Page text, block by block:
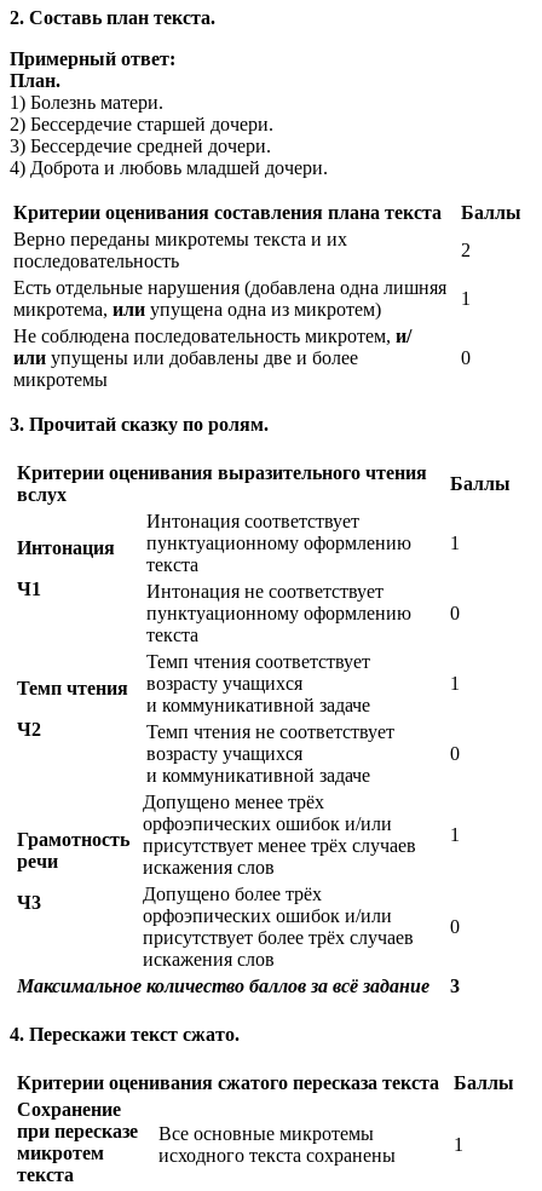
2. Составь план текста.
Примерный ответ:
План.
1) Болезнь матери.
2) Бессердечие старшей дочери.
3) Бессердечие средней дочери.
4) Доброта и любовь младшей дочери.
Критерии оценивания составления плана текста
Баллы
Верно переданы микротемы текста и их
последовательность
2
Есть отдельные нарушения (добавлена одна лишняя
микротема, или упущена одна из микротем)
1
Не соблюдена последовательность микротем, и/
или упущены или добавлены две и более
микротемы
0
3. Прочитай сказку по ролям.
Критерии оценивания выразительного чтения
вслух
Баллы
Интонация
Ч1
Интонация соответствует
пунктуационному оформлению
текста
1
Интонация не соответствует
пунктуационному оформлению
текста
0
Темп чтения
Ч2
Темп чтения соответствует
возрасту учащихся
и коммуникативной задаче
1
Темп чтения не соответствует
возрасту учащихся
и коммуникативной задаче
0
Грамотность
речи
Ч3
Допущено менее трёх
орфоэпических ошибок и/или
присутствует менее трёх случаев
искажения слов
1
Допущено более трёх
орфоэпических ошибок и/или
присутствует более трёх случаев
искажения слов
0
Максимальное количество баллов за всё задание 3
4. Перескажи текст сжато.
Критерии оценивания сжатого пересказа текста
Баллы
Сохранение
при пересказе
микротем
текста
Все основные микротемы
исходного текста сохранены
1